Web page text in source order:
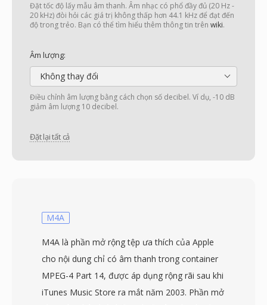
Đặt tốc độ lấy mẫu âm thanh. Âm nhạc có phổ đầy đủ (20 Hz -
20 kHz) đòi hỏi các giá trị không thấp hơn 44.1 kHz để đạt đến
độ trong trẻo. Bạn có thể tìm hiểu thêm thông tin trên wiki.
Âm lượng:
Không thay đổi
Điều chỉnh âm lượng bằng cách chọn số decibel. Ví dụ, -10 dB
giảm âm lượng 10 decibel.
Đặt lại tất cả
M4A
M4A là phần mở rộng tệp ưa thích của Apple
cho nội dung chỉ có âm thanh trong container
MPEG-4 Part 14, được áp dụng rộng rãi sau khi
iTunes Music Store ra mắt năm 2003. Phần mở